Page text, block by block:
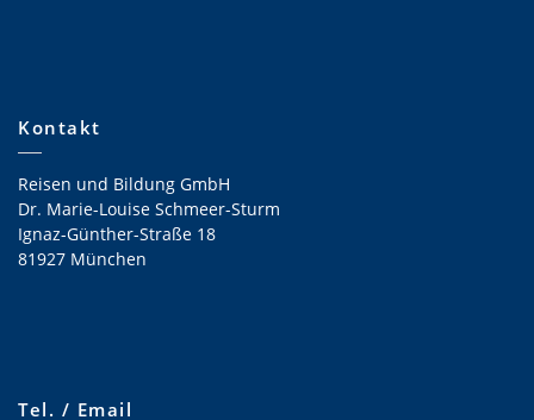
Kontakt
Reisen und Bildung GmbH
Dr. Marie-Louise Schmeer-Sturm
Ignaz-Günther-Straße 18
81927 München
Tel. / Email